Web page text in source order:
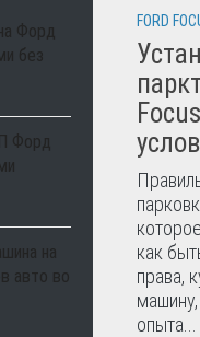
FORD
как
права,
опыта...
Форд
без
Форд
на
авто во